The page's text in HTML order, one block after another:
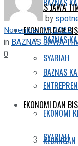
BAZNAS
EKONOMI DAN
SYARIAH
EKONOMI
KEUANGAN
BAZNAS JAWA
BAZNAS
BAZNAS
EKONOMI DAN
SYARIAH
by
November 17, 2022
in BAZNAS JAWA
0